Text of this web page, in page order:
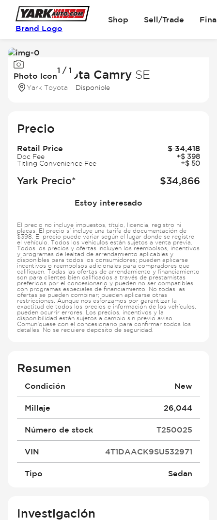
Brand Logo
Shop Sell/Trade
Image
of
Photo Icon
1 / 1
2025 Toyota Camry SE
Yark Toyota Disponible
Precio
Retail Price $ 34,418
Doc Fee +$ 398
Titling Convenience Fee
+$ 50
Yark Precio* $34,866
Estoy interesado
El precio no incluye impuestos, título, licencia, registro ni
placas. El precio sí incluye una tarifa de documentación de
$398. El precio puede variar según el lugar donde se registre
el vehículo. Todos los vehículos están sujetos a venta previa.
Todos los precios y ofertas incluyen los reembolsos, incentivos
y programas de lealtad de arrendamiento aplicables y
disponibles para todos los consumidores; pueden aplicarse
incentivos o reembolsos adicionales para compradores que
califiquen. Todas las ofertas de arrendamiento y financiamiento
son para clientes bien calificados a través de prestamistas
preferidos por el concesionario y pueden no ser compatibles
con programas especiales de financiamiento. No todas las
ofertas se pueden combinar; pueden aplicarse otras
restricciones. Aunque nos esforzamos por garantizar la
exactitud de todos los precios e información de los vehículos,
pueden ocurrir errores. Los precios, incentivos y la
disponibilidad están sujetos a cambio sin previo aviso.
Comuníquese con el concesionario para confirmar todos los
detalles. No se requiere depósito de seguridad.
Resumen
Condición New
Millaje 26,044
Número de stock T250025
VIN 4T1DAACK9SU532971
Tipo Sedan
Investigación